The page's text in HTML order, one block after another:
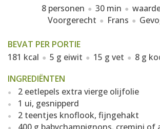
8 personen 30 min
Voorgerecht
Frans
BEVAT PER PORTIE
181 kcal
5 g eiwit 15 g vet
8 g
INGREDIËNTEN
2 eetlepels extra vierge olijfolie
1 ui, gesnipperd
2 teentjes knoflook, fijngehakt